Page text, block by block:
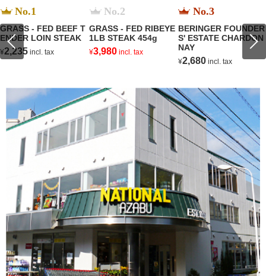
No.1
GRASS - FED BEEF T
ENDER LOIN STEAK
¥2,235 incl. tax
No.2
GRASS - FED RIBEYE
1LB STEAK 454g
¥3,980 incl. tax
No.3
BERINGER FOUNDER
S' ESTATE CHARDON
NAY
¥2,680 incl. tax